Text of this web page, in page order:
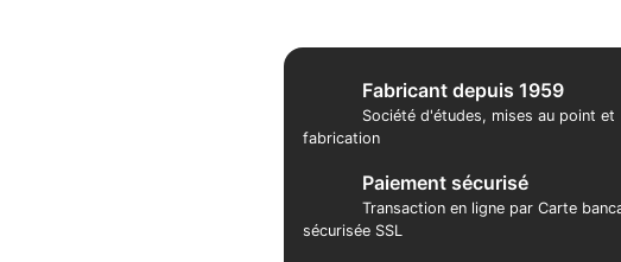
Fabricant depuis 1959
Société d'études, mises au point et
fabrication
Paiement sécurisé
Transaction en ligne par Carte
sécurisée SSL